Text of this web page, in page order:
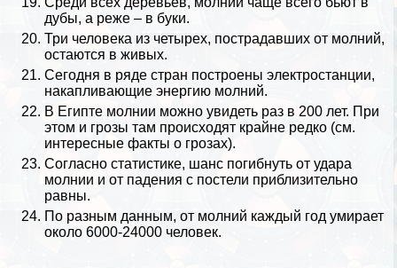
дубы, а реже – в буки.
Три человека из четырех, пострадавших от молний,
остаются в живых.
Сегодня в ряде стран построены электростанции,
накапливающие энергию молний.
В Египте молнии можно увидеть раз в 200 лет. При
этом и грозы там происходят крайне редко (см.
интересные факты о грозах).
Согласно статистике, шанс погибнуть от удара
молнии и от падения с постели приблизительно
равны.
По разным данным, от молний каждый год умирает
около 6000-24000 человек.